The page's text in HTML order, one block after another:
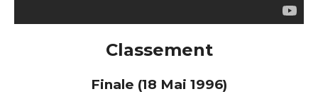
Classement
Finale (18 Mai 1996)